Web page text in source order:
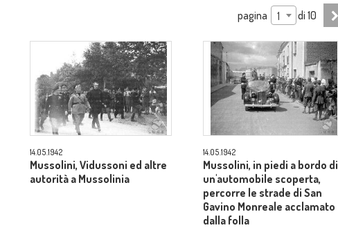
pagina 1 di10
14.05.1942
Mussolini, Vidussoni ed altre
autorità a Mussolinia
14.05.1942
Mussolini, in piedi a bordo di
un'automobile scoperta,
percorre le strade di San
Gavino Monreale acclamato
dalla folla